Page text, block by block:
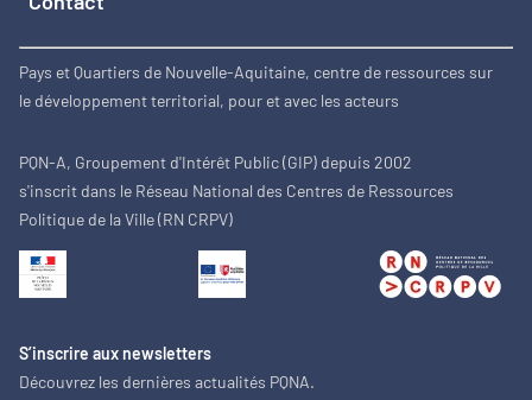
Pays et Quartiers de Nouvelle-Aquitaine, centre de ressources sur
le développement territorial, pour et avec les acteurs
PQN-A, Groupement d'Intérêt Public (GIP) depuis 2002
s'inscrit dans le Réseau National des Centres de Ressources
Politique de la Ville (RN CRPV)
S’inscrire aux newsletters
Découvrez les dernières actualités PQNA.